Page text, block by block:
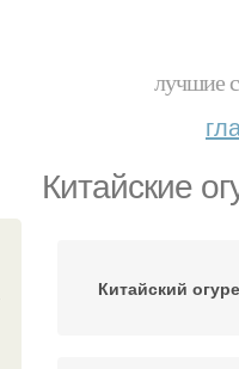
лучшие
Китайские
Китайский